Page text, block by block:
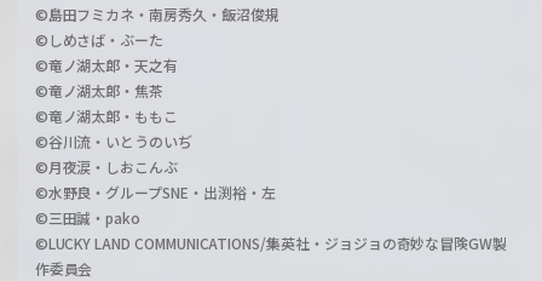
©島田フミカネ・南房秀久・飯沼俊規
©しめさば・ぶーた
©竜ノ湖太郎・天之有
©竜ノ湖太郎・焦茶
©竜ノ湖太郎・ももこ
©谷川流・いとうのいぢ
©月夜涙・しおこんぶ
©水野良・グループSNE・出渕裕・左
©三田誠・pako
©LUCKY LAND COMMUNICATIONS/集英社・ジョジョの奇妙な冒険GW製
作委員会